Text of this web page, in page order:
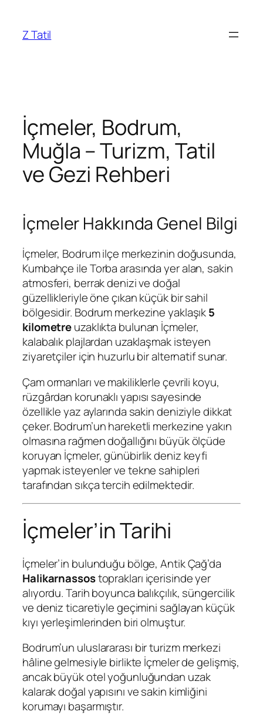
Z Tatil
İçmeler, Bodrum,
Muğla – Turizm, Tatil
ve Gezi Rehberi
İçmeler Hakkında Genel Bilgi
İçmeler, Bodrum ilçe merkezinin doğusunda,
Kumbahçe ile Torba arasında yer alan, sakin
atmosferi, berrak denizi ve doğal
güzellikleriyle öne çıkan küçük bir sahil
bölgesidir. Bodrum merkezine yaklaşık5
kilometreuzaklıkta bulunan İçmeler,
kalabalık plajlardan uzaklaşmak isteyen
ziyaretçiler için huzurlu bir alternatif sunar.
Çam ormanları ve makiliklerle çevrili koyu,
rüzgârdan korunaklı yapısı sayesinde
özellikle yaz aylarında sakin deniziyle dikkat
çeker. Bodrum’un hareketli merkezine yakın
olmasına rağmen doğallığını büyük ölçüde
koruyan İçmeler, günübirlik deniz keyfi
yapmak isteyenler ve tekne sahipleri
tarafından sıkça tercih edilmektedir.
İçmeler’in Tarihi
İçmeler’in bulunduğu bölge, Antik Çağ’da
Halikarnassostoprakları içerisinde yer
alıyordu. Tarih boyunca balıkçılık, süngercilik
ve deniz ticaretiyle geçimini sağlayan küçük
kıyı yerleşimlerinden biri olmuştur.
Bodrum’un uluslararası bir turizm merkezi
hâline gelmesiyle birlikte İçmeler de gelişmiş,
ancak büyük otel yoğunluğundan uzak
kalarak doğal yapısını ve sakin kimliğini
korumayı başarmıştır.